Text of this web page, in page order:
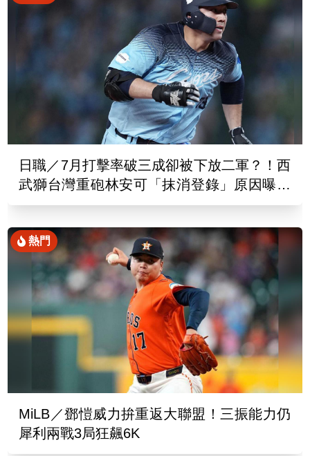
日職／7月打擊率破三成卻被下放二軍？！西
武獅台灣重砲林安可「抹消登錄」原因曝光
了
熱門
MiLB／鄧愷威力拚重返大聯盟！三振能力仍
犀利兩戰3局狂飆6K